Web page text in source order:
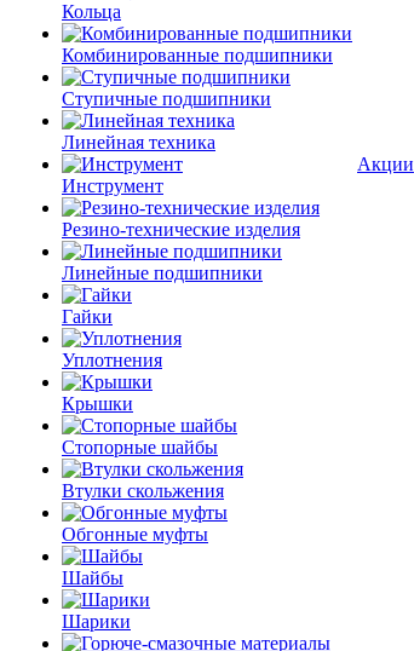
Кольца
Комбинированные подшипники
Ступичные подшипники
Линейная техника
Инструмент
Резино-технические изделия
Линейные подшипники
Гайки
Уплотнения
Крышки
Стопорные шайбы
Втулки скольжения
Обгонные муфты
Шайбы
Шарики
Акции